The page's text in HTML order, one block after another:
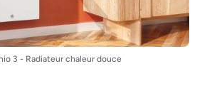
3 - Radiateur chaleur douce